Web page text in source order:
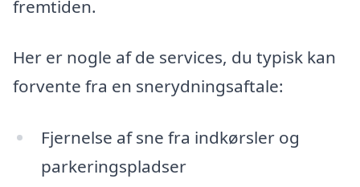
fremtiden.
Her er nogle af de services, du typisk kan
forvente fra en snerydningsaftale:
Fjernelse af sne fra indkørsler og
parkeringspladser